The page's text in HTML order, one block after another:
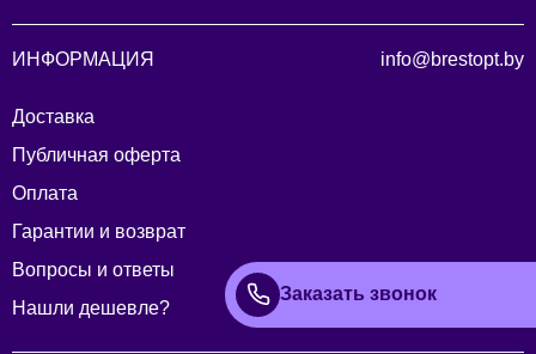
ИНФОРМАЦИЯ
Доставка
Публичная оферта
Оплата
Гарантии и возврат
Вопросы и ответы
Нашли дешевле?
info@brestopt.by
Заказать звонок